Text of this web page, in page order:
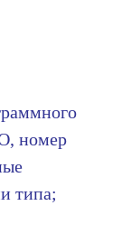
номер
типа;